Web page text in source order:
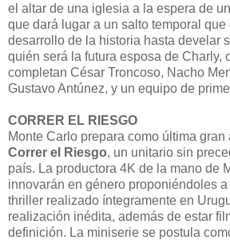
el altar de una iglesia a la espera de
que dará lugar a un salto temporal que
desarrollo de la historia hasta develar
quién será la futura esposa de Charly,
completan César Troncoso, Nacho
Gustavo Antúnez, y un equipo de
CORRER EL RIESGO
Monte Carlo prepara como última
Correr el Riesgo, un unitario sin
país. La productora 4K de la mano de
innovarán en género proponiéndoles
thriller realizado íntegramente en
realización inédita, además de estar
definición. La miniserie se postula